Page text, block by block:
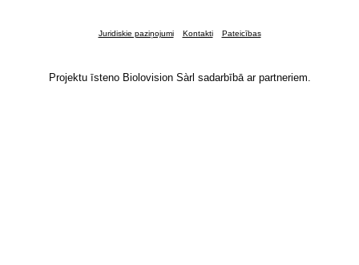
Juridiskie paziņojumi Kontakti Pateicības
Projektu īsteno Biolovision Sàrl sadarbībā ar partneriem.